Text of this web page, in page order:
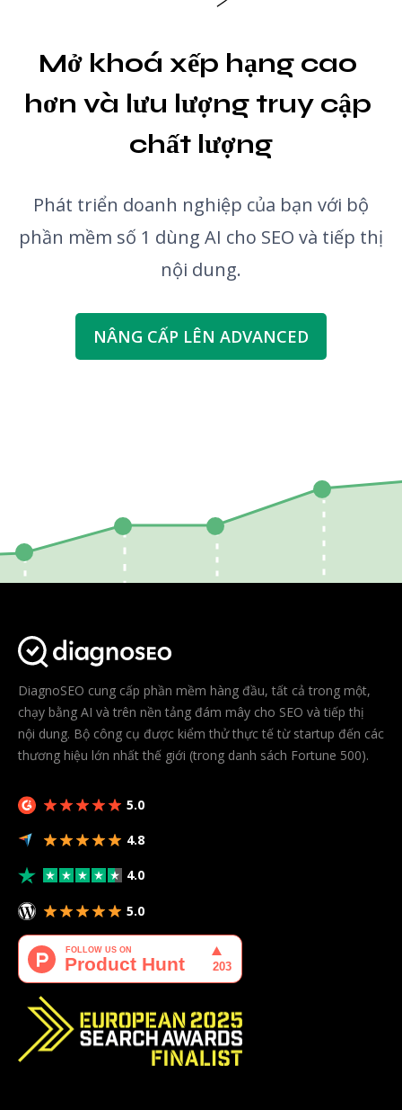
Mở khoá xếp hạng cao
hơn và lưu lượng truy cập
chất lượng
Phát triển doanh nghiệp của bạn với bộ
phần mềm số 1 dùng AI cho SEO và tiếp thị
nội dung.
NÂNG CẤP LÊN ADVANCED
DiagnoSEO cung cấp phần mềm hàng đầu, tất cả trong một,
chạy bằng AI và trên nền tảng đám mây cho SEO và tiếp thị
nội dung. Bộ công cụ được kiểm thử thực tế từ startup đến các
thương hiệu lớn nhất thế giới (trong danh sách Fortune 500).
5.0
4.8
4.0
5.0